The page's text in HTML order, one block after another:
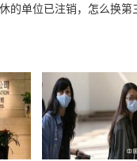
字人民币的技术
解答
意思
买什么险种
理
的单位已注销，怎么换